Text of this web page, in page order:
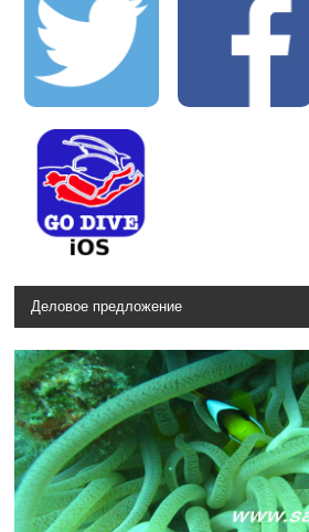
Деловое предложение